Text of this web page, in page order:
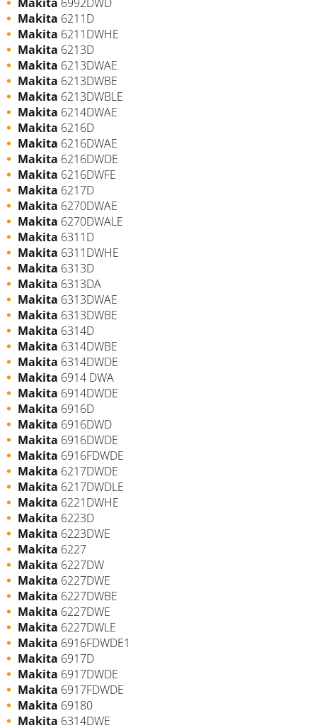
Makita 6211D
Makita 6211DWHE
Makita 6213D
Makita 6213DWAE
Makita 6213DWBE
Makita 6213DWBLE
Makita 6214DWAE
Makita 6216D
Makita 6216DWAE
Makita 6216DWDE
Makita 6216DWFE
Makita 6217D
Makita 6270DWAE
Makita 6270DWALE
Makita 6311D
Makita 6311DWHE
Makita 6313D
Makita 6313DA
Makita 6313DWAE
Makita 6313DWBE
Makita 6314D
Makita 6314DWBE
Makita 6314DWDE
Makita 6914 DWA
Makita 6914DWDE
Makita 6916D
Makita 6916DWD
Makita 6916DWDE
Makita 6916FDWDE
Makita 6217DWDE
Makita 6217DWDLE
Makita 6221DWHE
Makita 6223D
Makita 6223DWE
Makita 6227
Makita 6227DW
Makita 6227DWE
Makita 6227DWBE
Makita 6227DWE
Makita 6227DWLE
Makita 6916FDWDE1
Makita 6917D
Makita 6917DWDE
Makita 6917FDWDE
Makita 69180
Makita 6314DWE